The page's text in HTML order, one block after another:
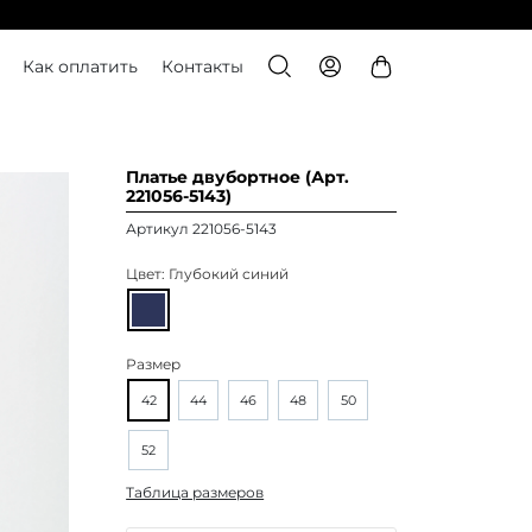
Как оплатить Контакты
Платье двубортное (Арт.
221056-5143)
Артикул 221056-5143
Цвет: Глубокий синий
Размер
42 44 46 48 50
52
Таблица размеров